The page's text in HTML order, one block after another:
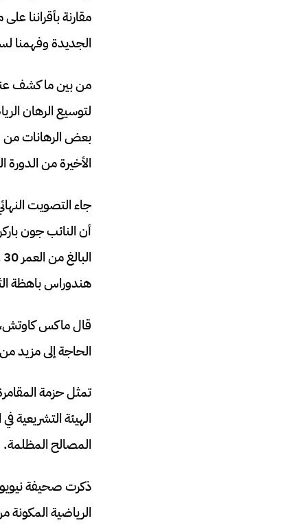
مقارنة بأقراننا
الجديدة وفهمنا
من بين ما كشف
بعض الرهانات من
الأخيرة من الدورة
جاء التصويت
أن النائب جون
هندوراس باهظة
قال ماكس كاوتش،
الحاجة إلى مزيد
تمثل حزمة
الهيئة
المصالح المظلمة.
ذكرت صحيفة
الرياضية المكونة من 50